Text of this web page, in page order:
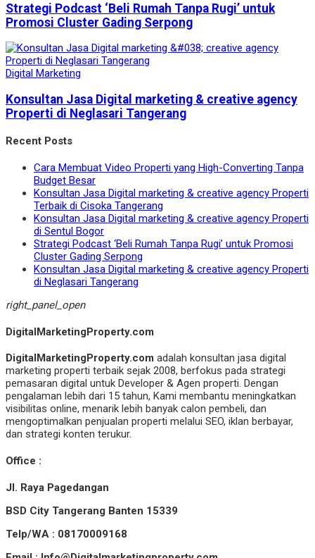
Strategi Podcast ‘Beli Rumah Tanpa Rugi’ untuk
Promosi Cluster Gading Serpong
Digital Marketing
Konsultan Jasa Digital marketing & creative agency
Properti di Neglasari Tangerang
Recent Posts
Cara Membuat Video Properti yang High-Converting Tanpa
Budget Besar
Konsultan Jasa Digital marketing & creative agency Properti
Terbaik di Cisoka Tangerang
Konsultan Jasa Digital marketing & creative agency Properti
di Sentul Bogor
Strategi Podcast ‘Beli Rumah Tanpa Rugi’ untuk Promosi
Cluster Gading Serpong
Konsultan Jasa Digital marketing & creative agency Properti
di Neglasari Tangerang
right_panel_open
DigitalMarketingProperty.com
DigitalMarketingProperty.com adalah konsultan jasa digital
marketing properti terbaik sejak 2008, berfokus pada strategi
pemasaran digital untuk Developer & Agen properti. Dengan
pengalaman lebih dari 15 tahun, Kami membantu meningkatkan
visibilitas online, menarik lebih banyak calon pembeli, dan
mengoptimalkan penjualan properti melalui SEO, iklan berbayar,
dan strategi konten terukur.
Office :
Jl. Raya Pagedangan
BSD City Tangerang Banten 15339
Telp/WA : 08170009168